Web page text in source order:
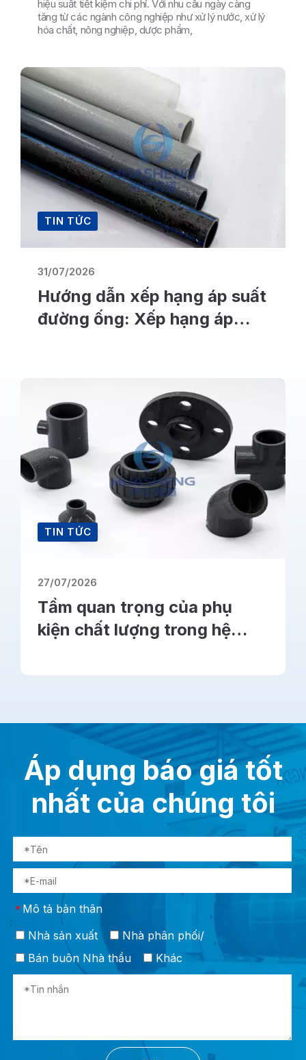
hiệu suất tiết kiệm chi phí. Với nhu cầu ngày càng
tăng từ các ngành công nghiệp như xử lý nước, xử lý
hóa chất, nông nghiệp, dược phẩm,
TIN TỨC
31/07/2026
Hướng dẫn xếp hạng áp suất
đường ống: Xếp hạng áp
TIN TỨC
27/07/2026
Tầm quan trọng của phụ
kiện chất lượng trong hệ
hiệu suất lâu dài
Áp dụng báo giá tốt
nhất của chúng tôi
* Mô tả bản thân
Nhà sản xuất
Nhà phân phối/
Bán buôn Nhà thầu
Khác